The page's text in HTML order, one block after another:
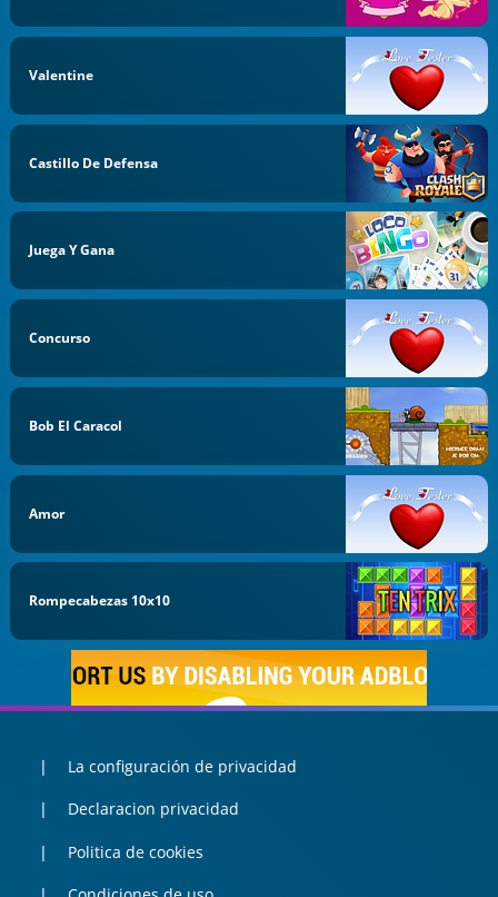
Valentine
Castillo De Defensa
Juega Y Gana
Concurso
Bob El Caracol
Amor
Rompecabezas 10x10
La configuración de privacidad
Declaracion privacidad
Politica de cookies